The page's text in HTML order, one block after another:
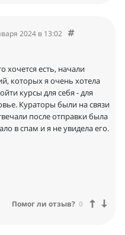
2024 в 13:02
хочется есть, начали
которых я очень хотела
курсы для себя - для
Кураторы были на связи
после отправки была
в спам и я не увидела его.
Помог ли отзыв? 0